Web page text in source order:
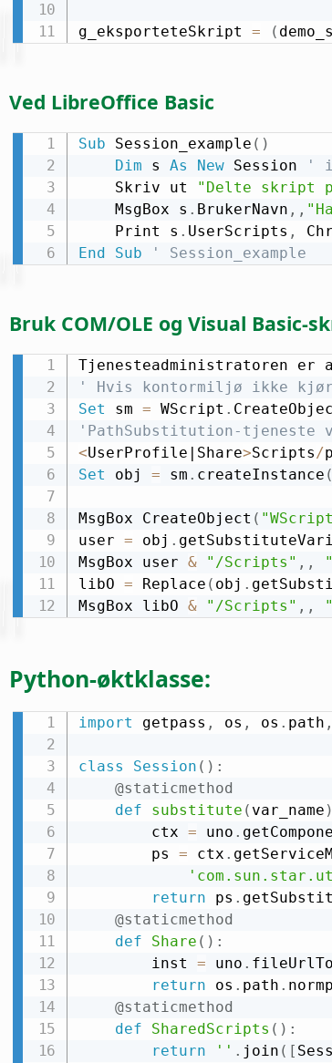
g_eksporteteSkript = (
Ved LibreOffice Basic
Sub Session_example ( )
Dim s As New Session
'
    Skriv ut
"Delte skript
    MsgBox s
. BrukerNavn , ,
    Print s
. UserScripts , Chr
End
Sub ' Session_example
Bruk COM/OLE og Visual Basic-
' Hvis kontormiljø ikke
Set sm = WScript .
'PathSubstitution-tjeneste
<UserProfile|Share>Scripts/
Set obj = sm . createInstance (
MsgBox CreateObject (
user = obj .
MsgBox user & "/Scripts" , ,
libO = Replace ( obj .
MsgBox libO & "/Scripts" , ,
Python-øktklasse:
import getpass , os , os . path ,
class Session ( ) :
@staticmethod
def
substitute ( var_name )
        ctx
= uno .
        ps
= ctx .
return ps .
@staticmethod
def
Share ( ) :
        inst
= uno .
return os . path .
@staticmethod
def
SharedScripts ( ) :
return
'' . join ( [